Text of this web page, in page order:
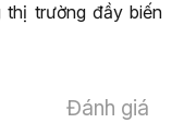
thị trường đầy biến
Đánh giá